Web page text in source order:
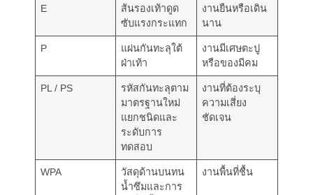
E
ส้นรองเท้าดูด
ซับแรงกระแทก
งานยืนหรือเดิน
นาน
P
แผ่นกันทะลุใต้
ฝ่าเท้า
งานมีเศษตะปู
หรือของมีคม
PL / PS
รหัสกันทะลุตาม
มาตรฐานใหม่
แยกชนิดและ
ระดับการ
ทดสอบ
งานที่ต้องระบุ
ความเสี่ยง
ชัดเจน
WPA
วัสดุด้านบนทน
น้ำซึมและการ
งานพื้นที่ชื้น